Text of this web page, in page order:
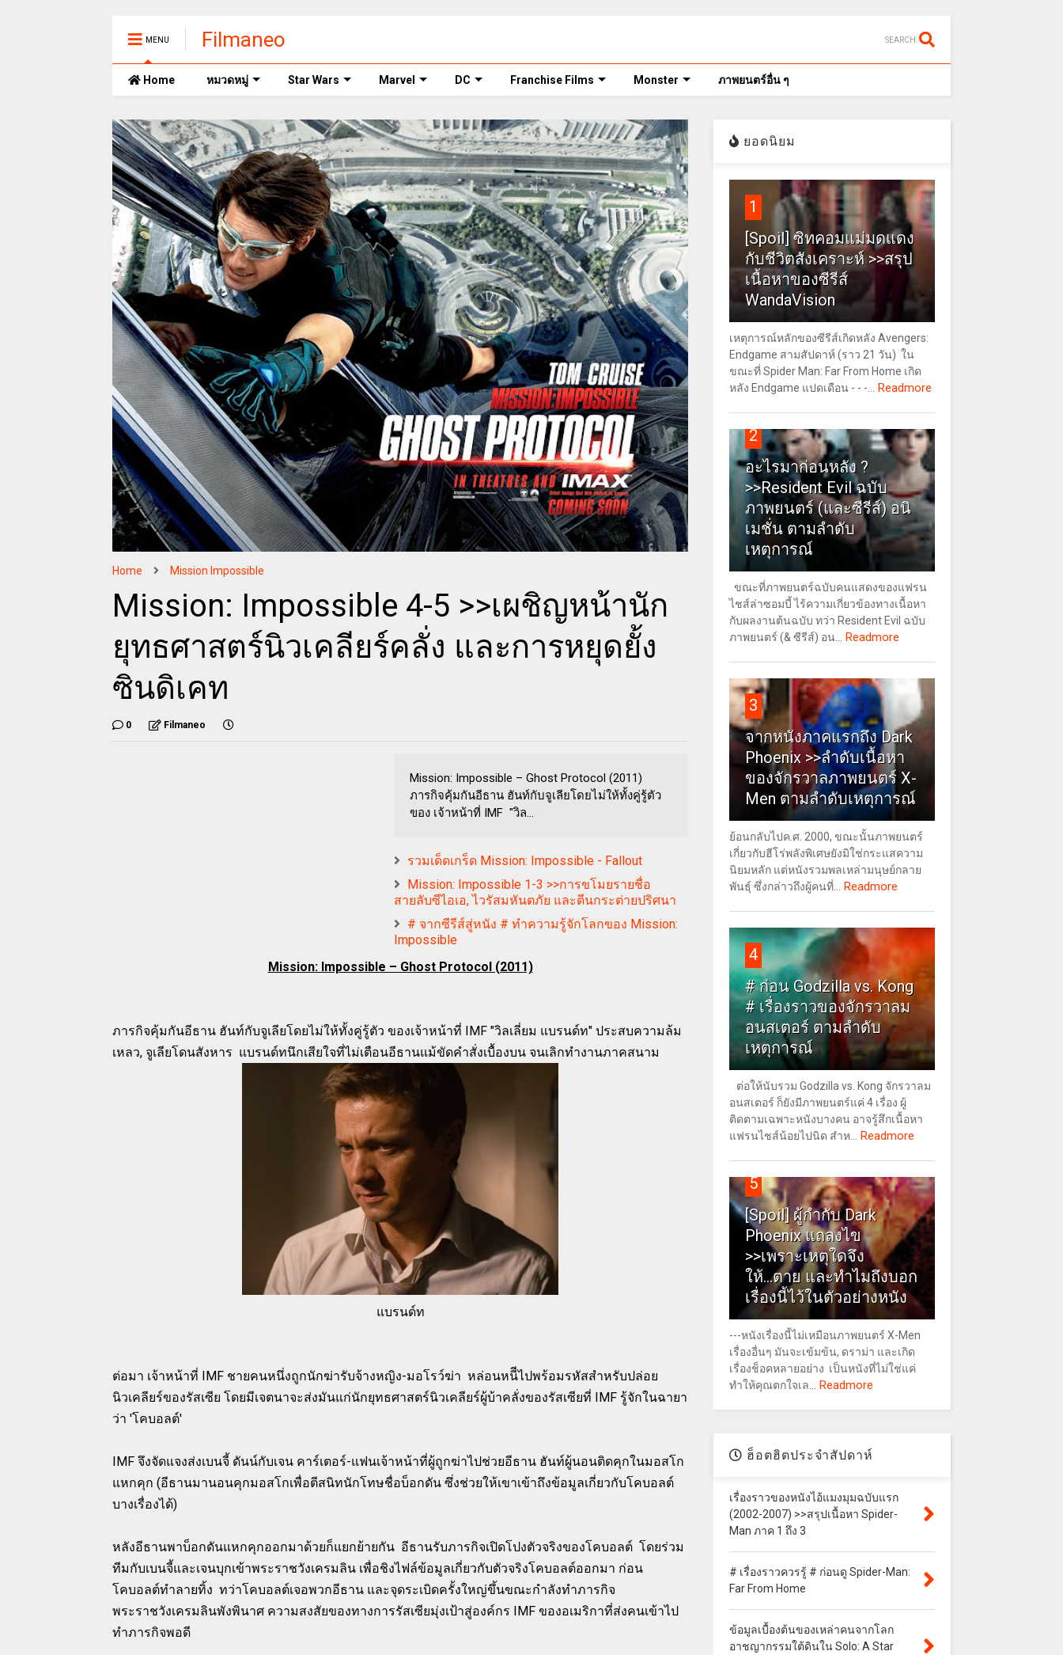
MENU Filmaneo SEARCH
Home หมวดหมู่ Star Wars Marvel DC Franchise Films Monster ภาพยนตร์อื่น ๆ
Home Mission Impossible
Mission: Impossible 4-5 >>เผชิญหน้านัก
ยุทธศาสตร์นิวเคลียร์คลั่ง และการหยุดยั้ง
ซินดิเคท
0 Filmaneo
Mission: Impossible – Ghost Protocol (2011)
ภารกิจคุ้มกันอีธาน ฮันท์กับจูเลียโดยไม่ให้ทั้งคู่รู้ตัว
ของ เจ้าหน้าที่ IMF "วิล...
รวมเด็ดเกร็ด Mission: Impossible - Fallout
Mission: Impossible 1-3 >>การขโมยรายชื่อ
สายลับซีไอเอ, ไวรัสมหันตภัย และตีนกระต่ายปริศนา
# จากซีรีส์สู่หนัง # ทำความรู้จักโลกของ Mission:
Impossible
Mission: Impossible – Ghost Protocol (2011)
ภารกิจคุ้มกันอีธาน ฮันท์กับจูเลียโดยไม่ให้ทั้งคู่รู้ตัว ของเจ้าหน้าที่ IMF "วิลเลี่ยม แบรนด์ท" ประสบความล้ม
เหลว, จูเลียโดนสังหาร แบรนด์ทนึกเสียใจที่ไม่เตือนอีธานแม้ขัดคำสั่งเบื้องบน จนเลิกทำงานภาคสนาม
แบรนด์ท
ต่อมา เจ้าหน้าที่ IMF ชายคนหนึ่งถูกนักฆ่ารับจ้างหญิง-มอโรว์ฆ่า หล่อนหนีีไปพร้อมรหัสสำหรับปล่อย
นิวเคลียร์ของรัสเซีย โดยมีเจตนาจะส่งมันแก่นักยุทธศาสตร์นิวเคลียร์ผู้บ้าคลั่งของรัสเซียที่ IMF รู้จักในฉายา
ว่า 'โคบอลต์'
IMF จึงจัดแจงส่งเบนจี้ ดันน์กับเจน คาร์เตอร์-แฟนเจ้าหน้าที่ผู้ถูกฆ่าไปช่วยอีธาน ฮันท์ผู้นอนติดคุกในมอสโก
แหกคุก (อีธานมานอนคุกมอสโกเพื่อตีสนิทนักโทษชื่อบ็อกดัน ซึ่งช่วยให้เขาเข้าถึงข้อมูลเกี่ยวกับโคบอลต์
บางเรื่องได้)
หลังอีธานพาบ็อกดันแหกคุกออกมาด้วยก็แยกย้ายกัน อีธานรับภารกิจเปิดโปงตัวจริงของโคบอลต์ โดยร่วม
ทีมกับเบนจี้และเจนบุกเข้าพระราชวังเครมลิน เพื่อชิงไฟล์ข้อมูลเกี่ยวกับตัวจริงโคบอลต์ออกมา ก่อน
โคบอลต์ทำลายทิ้ง ทว่าโคบอลต์เจอพวกอีธาน และจุดระเบิดครั้งใหญ่ขึ้นขณะกำลังทำภารกิจ
พระราชวังเครมลินพังพินาศ ความสงสัยของทางการรัสเซียมุ่งเป้าสู่องค์กร IMF ของอเมริกาที่ส่งคนเข้าไป
ทำภารกิจพอดี
ยอดนิยม
1
[Spoil] ซิทคอมแม่มดแดง
กับชีวิตสังเคราะห์ >>สรุป
เนื้อหาของซีรีส์
WandaVision
เหตุการณ์หลักของซีรีส์เกิดหลัง Avengers:
Endgame สามสัปดาห์ (ราว 21 วัน) ใน
ขณะที่ Spider Man: Far From Home เกิด
หลัง Endgame แปดเดือน - - -...
Readmore
2
อะไรมาก่อนหลัง ?
>>Resident Evil ฉบับ
ภาพยนตร์ (และซีรีส์) อนิ
เมชั่น ตามลำดับ
เหตุการณ์
ขณะที่ภาพยนตร์ฉบับคนแสดงของแฟรน
ไชส์ล่าซอมบี้ ไร้ความเกี่ยวข้องทางเนื้อหา
กับผลงานต้นฉบับ ทว่า Resident Evil ฉบับ
ภาพยนตร์ (& ซีรีส์) อน...
Readmore
3
จากหนังภาคแรกถึง Dark
Phoenix >>ลำดับเนื้อหา
ของจักรวาลภาพยนตร์ X-
Men ตามลำดับเหตุการณ์
ย้อนกลับไปค.ศ. 2000, ขณะนั้นภาพยนตร์
เกี่ยวกับฮีโร่พลังพิเศษยังมิใช่กระแสความ
นิยมหลัก แต่หนังรวมพลเหล่ามนุษย์กลาย
พันธุ์ ซึ่งกล่าวถึงผู้คนที่...
Readmore
4
# ก่อน Godzilla vs. Kong
# เรื่องราวของจักรวาลม
อนสเตอร์ ตามลำดับ
เหตุการณ์
ต่อให้นับรวม Godzilla vs. Kong จักรวาลม
อนสเตอร์ ก็ยังมีภาพยนตร์แค่ 4 เรื่อง ผู้
ติดตามเฉพาะหนังบางคน อาจรู้สึกเนื้อหา
แฟรนไชส์น้อยไปนิด สำห...
Readmore
5
[Spoil] ผู้กำกับ Dark
Phoenix แถลงไข
>>เพราะเหตุใดจึง
ให้...ตาย และทำไมถึงบอก
เรื่องนี้ไว้ในตัวอย่างหนัง
---หนังเรื่องนี้ไม่เหมือนภาพยนตร์ X-Men
เรื่องอื่นๆ มันจะเข้มข้น, ดราม่า และเกิด
เรื่องช็อคหลายอย่าง เป็นหนังที่ไม่ใช่แค่
ทำให้คุณตกใจเล...
Readmore
ฮ็อตฮิตประจำสัปดาห์
เรื่องราวของหนังไอ้แมงมุมฉบับแรก
(2002-2007) >>สรุปเนื้อหา Spider-
Man ภาค 1 ถึง 3
# เรื่องราวควรรู้ # ก่อนดู Spider-Man:
Far From Home
ข้อมูลเบื้องต้นของเหล่าคนจากโลก
อาชญากรรมใต้ดินใน Solo: A Star